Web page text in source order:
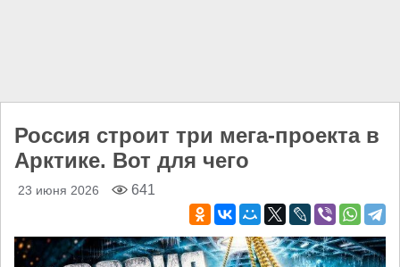
Россия строит три мега-проекта в
Арктике. Вот для чего
23 июня 2026 641